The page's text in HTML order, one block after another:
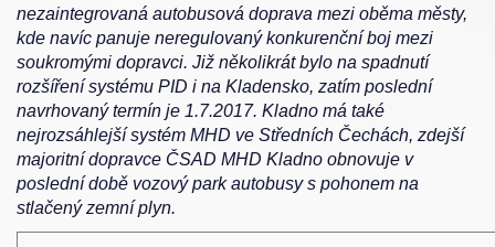
nezaintegrovaná autobusová doprava mezi oběma městy,
kde navíc panuje neregulovaný konkurenční boj mezi
soukromými dopravci. Již několikrát bylo na spadnutí
rozšíření systému PID i na Kladensko, zatím poslední
navrhovaný termín je 1.7.2017. Kladno má také
nejrozsáhlejší systém MHD ve Středních Čechách, zdejší
majoritní dopravce ČSAD MHD Kladno obnovuje v
poslední době vozový park autobusy s pohonem na
stlačený zemní plyn.